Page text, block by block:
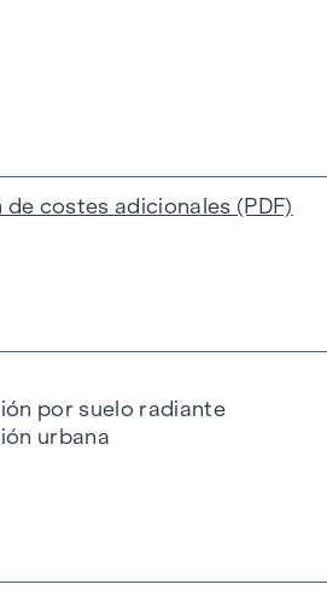
de costes adicionales (PDF)
por suelo radiante
urbana